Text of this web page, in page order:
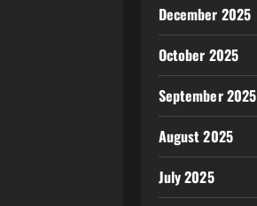
December 2025
October 2025
September 2025
August 2025
July 2025